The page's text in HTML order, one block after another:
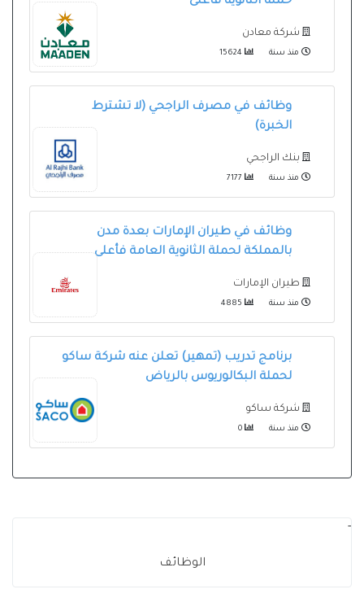
شركة معادن
منذ سنة
وظائف في مصرف الراجحي (لا تشترط
الخبرة)
بنك الراجحي
منذ سنة
وظائف في طيران الإمارات بعدة مدن
بالمملكة لحملة الثانوية العامة فأعلى
طيران الإمارات
منذ سنة
برنامج تدريب (تمهير) تعلن عنه شركة ساكو
لحملة البكالوريوس بالرياض
شركة ساكو
منذ سنة
-
الوظائف